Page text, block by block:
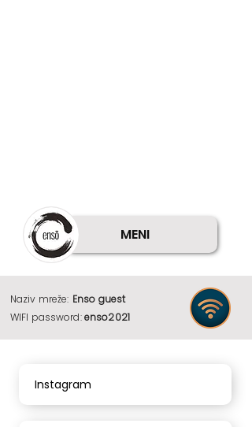
MENI
Naziv mreže: Enso guest
WIFI password:enso2021
Instagram